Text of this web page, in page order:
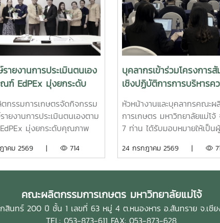
ายงานการประเมินตนเอง
ฑ์ EdPEx มุ่งยกระดับ
การศึกษาสู่ความเป็นเลิศ
กรรมการเกษตรจัดกิจกรรม
ายงานการประเมินตนเองตาม
มุ่งยกระดับคุณภาพ
รกฎาคม 2569 คณะ
นตนเอง (Self Assessment
: SAR) ตามเกณฑ์คุณภาพ
าเพื่อการดำเนินการที่เป็นเลิศ
ฎาคม 2569 | 714
บุคลากรเข้าร่วมโครงการ
เชิงปฏิบัติการการบริหารค
เสี่ยงตามกรอบการบริหารค
เสี่ยงบูรณาการร่วมกับกลยุ
ผลการปฏิบัติงานขององค์
ปีงบประมาณ 2569
หัวหน้างานและบุคลากรคณะผ
การเกษตร มหาวิทยาลัยแม่โจ้
7 ท่าน ได้รับมอบหมายให้เป็น
การบริหารความเสี่ยงตามกรอบ
องค์กรมหาวิทยาลัยแม่โจ้ ประจำ
ปีงบประมาณ 2569 ระหว่างวั
23–24 กรกฎาคม 2569 ณ โ
24 กรกฎาคม 2569 |
คณะผลิตกรรมการเกษตร มหาวิทยาลัยแม่โจ้
กสินทร์ 200 ปี ชั้น 1 เลขที่ 63 หมู่ 4 ต.หนองหาร อ.สันทราย จ.เชี